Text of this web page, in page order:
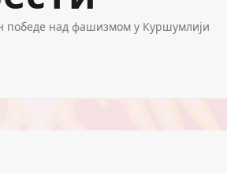
победе над фашизмом у Куршумлији